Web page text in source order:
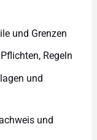
und Grenzen
Regeln
und
und